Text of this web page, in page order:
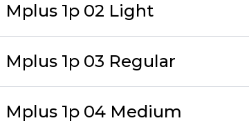
Mplus 1p 02 Light
Mplus 1p 03 Regular
Mplus 1p 04 Medium